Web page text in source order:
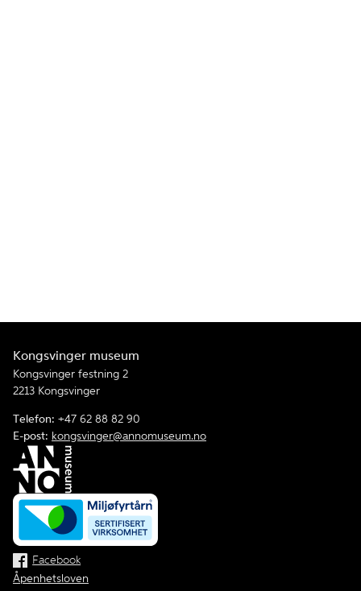
Kongsvinger museum
Kongsvinger festning 2
2213 Kongsvinger
Telefon: +47 62 88 82 90
E-post: kongsvinger@annomuseum.no
Facebook
Åpenhetsloven